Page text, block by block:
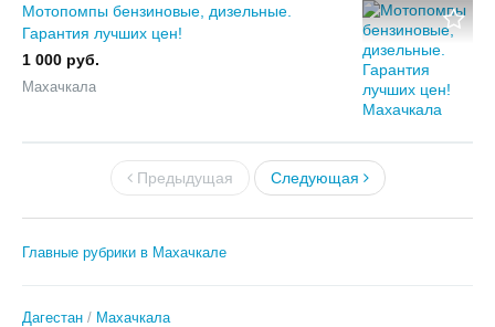
Мотопомпы бензиновые, дизельные.
Гарантия лучших цен!
1 000 руб.
Махачкала
Предыдущая Следующая
Главные рубрики в Махачкале
Дагестан Махачкала